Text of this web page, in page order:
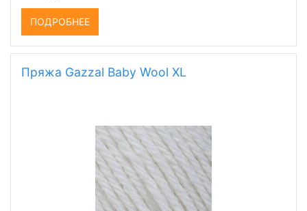
ПОДРОБНЕЕ
Пряжа Gazzal Baby Wool XL